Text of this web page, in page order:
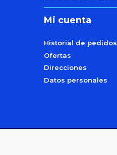
Mi cuenta
Historial de pedidos
Ofertas
Direcciones
Datos personales